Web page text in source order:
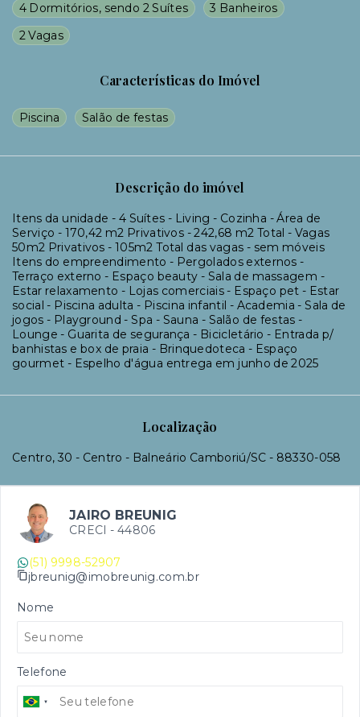
4 Dormitórios, sendo 2 Suítes
3 Banheiros
2 Vagas
Características do Imóvel
Piscina Salão de festas
Descrição do imóvel
Itens da unidade - 4 Suítes - Living - Cozinha - Área de
Serviço - 170,42 m2 Privativos - 242,68 m2 Total - Vagas
50m2 Privativos - 105m2 Total das vagas - sem móveis
Itens do empreendimento - Pergolados externos -
Terraço externo - Espaço beauty - Sala de massagem -
Estar relaxamento - Lojas comerciais - Espaço pet - Estar
social - Piscina adulta - Piscina infantil - Academia - Sala de
jogos - Playground - Spa - Sauna - Salão de festas -
Lounge - Guarita de segurança - Bicicletário - Entrada p/
banhistas e box de praia - Brinquedoteca - Espaço
gourmet - Espelho d'água entrega em junho de 2025
Localização
Centro, 30 - Centro - Balneário Camboriú/SC - 88330-058
JAIRO BREUNIG
CRECI - 44806
(51) 9998-52907
jbreunig@imobreunig.com.br
Nome
Telefone